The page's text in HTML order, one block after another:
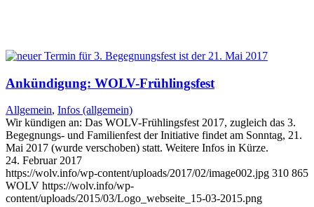
Ankündigung: WOLV-Frühlingsfest
Allgemein, Infos (allgemein)
Wir kündigen an: Das WOLV-Frühlingsfest 2017, zugleich das 3.
Begegnungs- und Familienfest der Initiative findet am Sonntag, 21.
Mai 2017 (wurde verschoben) statt. Weitere Infos in Kürze.
24. Februar 2017
https://wolv.info/wp-content/uploads/2017/02/image002.jpg 310 865
WOLV https://wolv.info/wp-
content/uploads/2015/03/Logo_webseite_15-03-2015.png